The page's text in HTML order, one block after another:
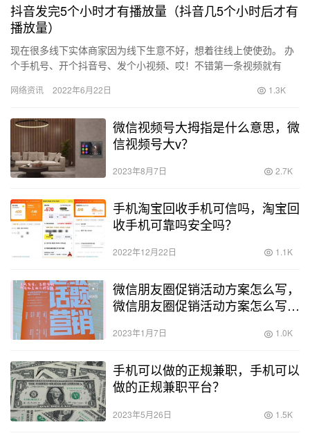
抖音发完5个小时才有播放量（抖音几5个小时后才有
播放量）
现在很多线下实体商家因为线下生意不好，想着往线上使使劲。 办
个手机号、开个抖音号、发个小视频、哎！不错第一条视频就有
览…
网络资讯 2022年6月22日 1.3K
微信视频号大拇指是什么意思，微
信视频号大v？
2023年8月7日 2.7K
手机淘宝回收手机可信吗，淘宝回
收手机可靠吗安全吗？
2022年12月22日 1.1K
微信朋友圈促销活动方案怎么写，
微信朋友圈促销活动方案怎么写文
2023年1月7日 1.0K
手机可以做的正规兼职，手机可以
做的正规兼职平台？
2023年5月26日 1.5K